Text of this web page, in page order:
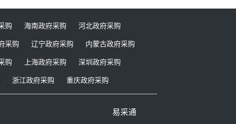
购 海南政府采购
河北政府采购
采购 辽宁政府采购
内蒙古政府采购
购 上海政府采购
深圳政府采购
浙江政府采购 重庆政府采购
易采通